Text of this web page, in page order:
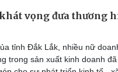
vọng đưa thương
tỉnh Đắk Lắk, nhiều nữ
trong sản xuất kinh doanh